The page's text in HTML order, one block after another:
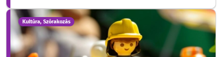
Kultúra, Szórakozás